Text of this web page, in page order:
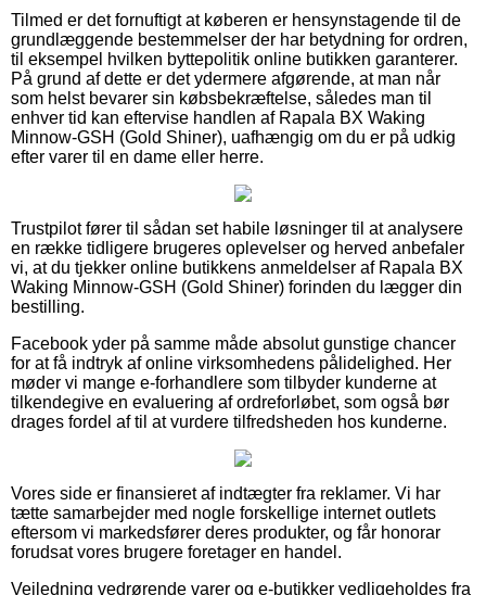
Tilmed er det fornuftigt at køberen er hensynstagende til de
grundlæggende bestemmelser der har betydning for ordren,
til eksempel hvilken byttepolitik online butikken garanterer.
På grund af dette er det ydermere afgørende, at man når
som helst bevarer sin købsbekræftelse, således man til
enhver tid kan eftervise handlen af Rapala BX Waking
Minnow-GSH (Gold Shiner), uafhængig om du er på udkig
efter varer til en dame eller herre.
Trustpilot fører til sådan set habile løsninger til at analysere
en række tidligere brugeres oplevelser og herved anbefaler
vi, at du tjekker online butikkens anmeldelser af Rapala BX
Waking Minnow-GSH (Gold Shiner) forinden du lægger din
bestilling.
Facebook yder på samme måde absolut gunstige chancer
for at få indtryk af online virksomhedens pålidelighed. Her
møder vi mange e-forhandlere som tilbyder kunderne at
tilkendegive en evaluering af ordreforløbet, som også bør
drages fordel af til at vurdere tilfredsheden hos kunderne.
Vores side er finansieret af indtægter fra reklamer. Vi har
tætte samarbejder med nogle forskellige internet outlets
eftersom vi markedsfører deres produkter, og får honorar
forudsat vores brugere foretager en handel.
Vejledning vedrørende varer og e-butikker vedligeholdes fra